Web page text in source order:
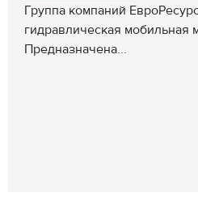
Группа компаний
гидравлическая мобильная
Предназначена...